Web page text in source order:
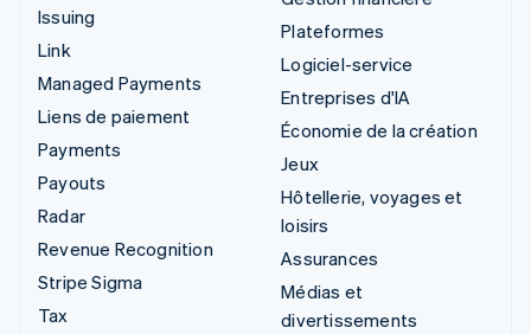
Issuing
Link
Managed Payments
Liens de paiement
Payments
Payouts
Radar
Revenue Recognition
Stripe Sigma
Tax
Plateformes
Logiciel-service
Entreprises d'IA
Économie de la création
Jeux
Hôtellerie, voyages et
loisirs
Assurances
Médias et
divertissements